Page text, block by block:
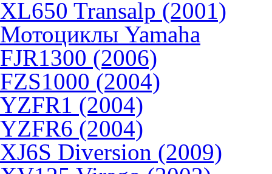
XL650 Transalp (2001)
Мотоциклы Yamaha
FJR1300 (2006)
FZS1000 (2004)
YZFR1 (2004)
YZFR6 (2004)
XJ6S Diversion (2009)